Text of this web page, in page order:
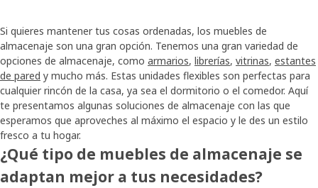
Si quieres mantener tus cosas ordenadas, los muebles de
almacenaje son una gran opción. Tenemos una gran variedad de
opciones de almacenaje, como armarios, librerías, vitrinas, estantes
de pared y mucho más. Estas unidades flexibles son perfectas para
cualquier rincón de la casa, ya sea el dormitorio o el comedor. Aquí
te presentamos algunas soluciones de almacenaje con las que
esperamos que aproveches al máximo el espacio y le des un estilo
fresco a tu hogar.
¿Qué tipo de muebles de almacenaje se
adaptan mejor a tus necesidades?